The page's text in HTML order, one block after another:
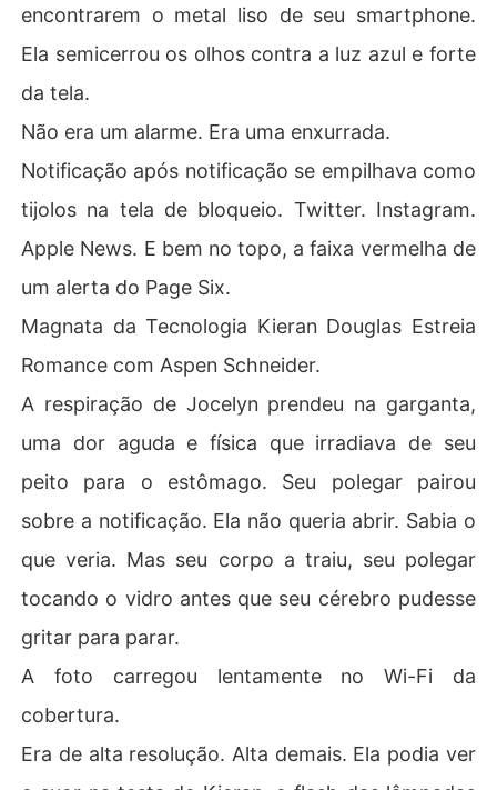
encontrarem o metal liso de seu smartphone.
Ela semicerrou os olhos contra a luz azul e forte
da tela.
Não era um alarme. Era uma enxurrada.
Notificação após notificação se empilhava como
tijolos na tela de bloqueio. Twitter. Instagram.
Apple News. E bem no topo, a faixa vermelha de
um alerta do Page Six.
Magnata da Tecnologia Kieran Douglas Estreia
Romance com Aspen Schneider.
A respiração de Jocelyn prendeu na garganta,
uma dor aguda e física que irradiava de seu
peito para o estômago. Seu polegar pairou
sobre a notificação. Ela não queria abrir. Sabia o
que veria. Mas seu corpo a traiu, seu polegar
tocando o vidro antes que seu cérebro pudesse
gritar para parar.
A foto carregou lentamente no Wi-Fi da
cobertura.
Era de alta resolução. Alta demais. Ela podia ver